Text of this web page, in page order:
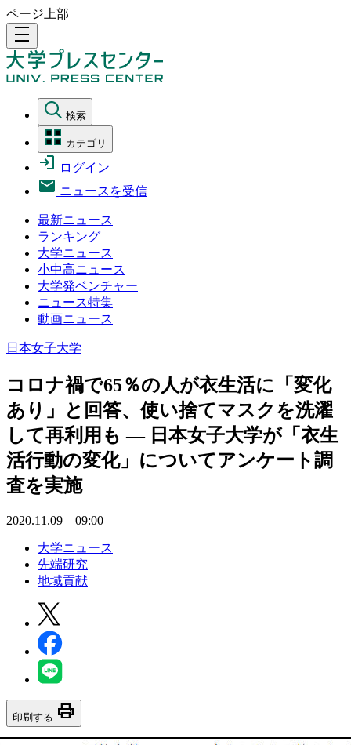
ページ上部
density_medium
検索
カテゴリ
ログイン
ニュースを受信
最新ニュース
ランキング
大学ニュース
小中高ニュース
大学発ベンチャー
ニュース特集
動画ニュース
日本女子大学
コロナ禍で65％の人が衣生活に「変化
あり」と回答、使い捨てマスクを洗濯
して再利用も — 日本女子大学が「衣生
活行動の変化」についてアンケート調
査を実施
2020.11.09 09:00
大学ニュース
先端研究
地域貢献
印刷する print